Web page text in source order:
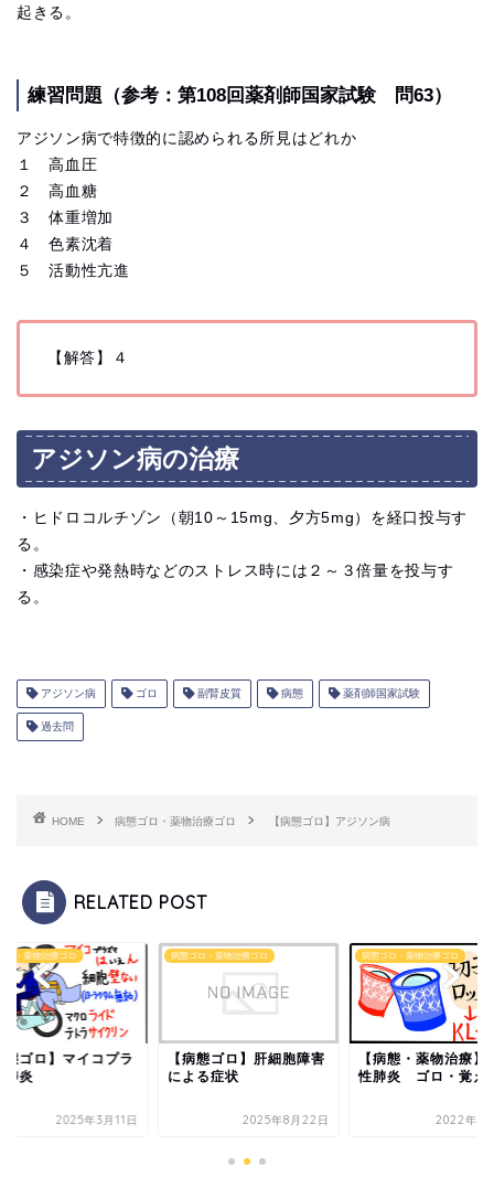
起きる。
練習問題（参考：第108回薬剤師国家試験 問63）
アジソン病で特徴的に認められる所見はどれか
１ 高血圧
２ 高血糖
３ 体重増加
４ 色素沈着
５ 活動性亢進
【解答】４
アジソン病の治療
・ヒドロコルチゾン（朝10～15mg、夕方5mg）を経口投与す
る。
・感染症や発熱時などのストレス時には２～３倍量を投与す
る。
アジソン病 ゴロ 副腎皮質 病態 薬剤師国家試験
過去問
HOME 病態ゴロ・薬物治療ゴロ 【病態ゴロ】アジソン病
RELATED POST
ロ・薬物治療ゴロ
態ゴロ】マイコプラ
肺炎
2025年3月11日
病態ゴロ・薬物治療ゴロ
【病態ゴロ】肝細胞障害
による症状
2025年8月22日
病態ゴロ・薬物治療ゴロ
【病態・薬物治療】
性肺炎 ゴロ・覚え
2022年5